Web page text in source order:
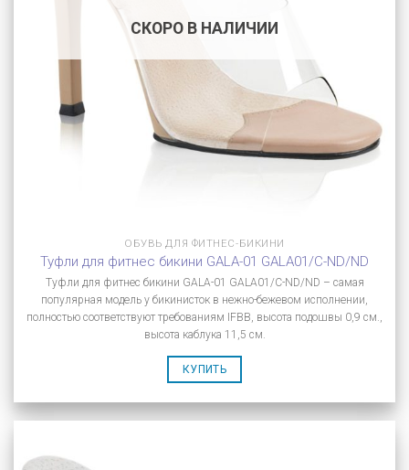
СКОРО В НАЛИЧИИ
ОБУВЬ ДЛЯ ФИТНЕС-БИКИНИ
Туфли для фитнес бикини GALA-01 GALA01/C-ND/ND
Туфли для фитнес бикини GALA-01 GALA01/C-ND/ND – самая
популярная модель у бикинисток в нежно-бежевом исполнении,
полностью соответствуют требованиям IFBB, высота подошвы 0,9 см.,
высота каблука 11,5 см.
КУПИТЬ